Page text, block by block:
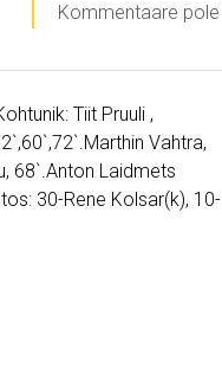
Kommentaare pole
Tiit Pruuli ,
Vahtra,
68`.Anton Laidmets
30-Rene Kolsar(k), 10-